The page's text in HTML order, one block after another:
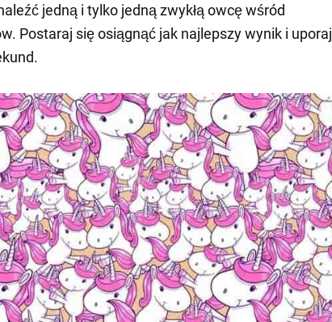
jedną i tylko jedną zwykłą owcę wśród
Postaraj się osiągnąć jak najlepszy wynik i uporaj